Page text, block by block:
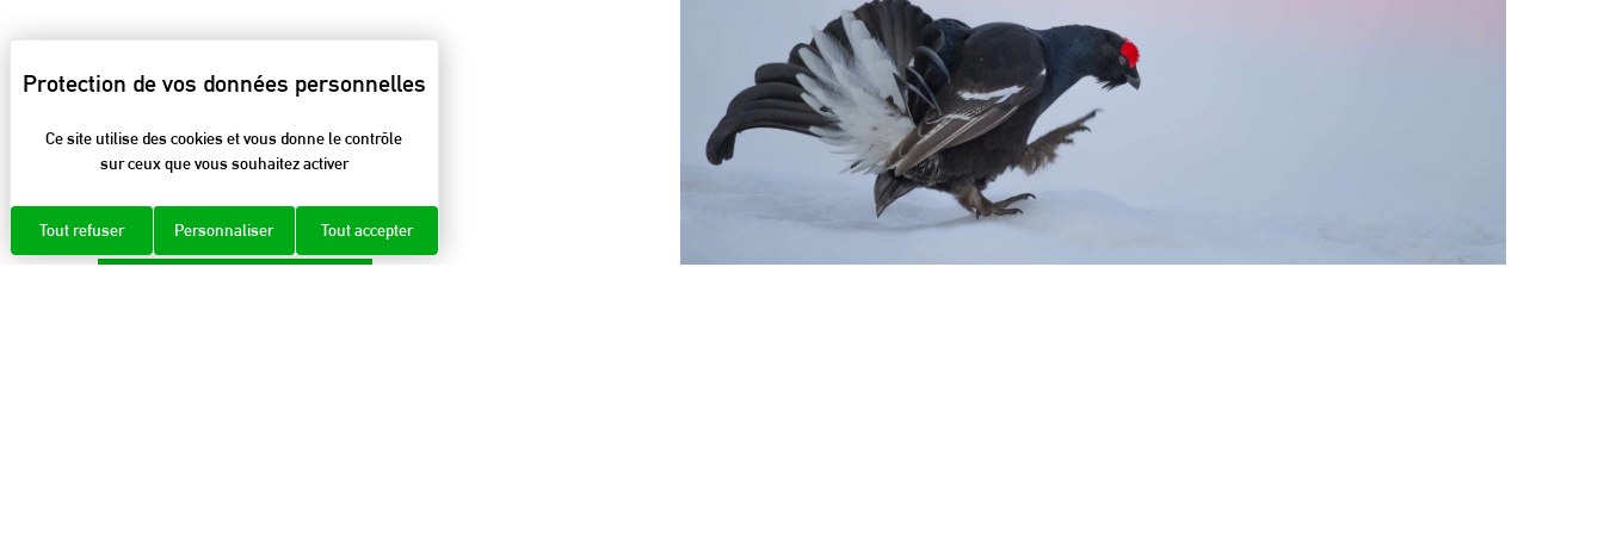
Ce site utilise des cookies et vous donne le contrôle
sur ceux que vous souhaitez activer
Tout accepter
Tout refuser Personnaliser